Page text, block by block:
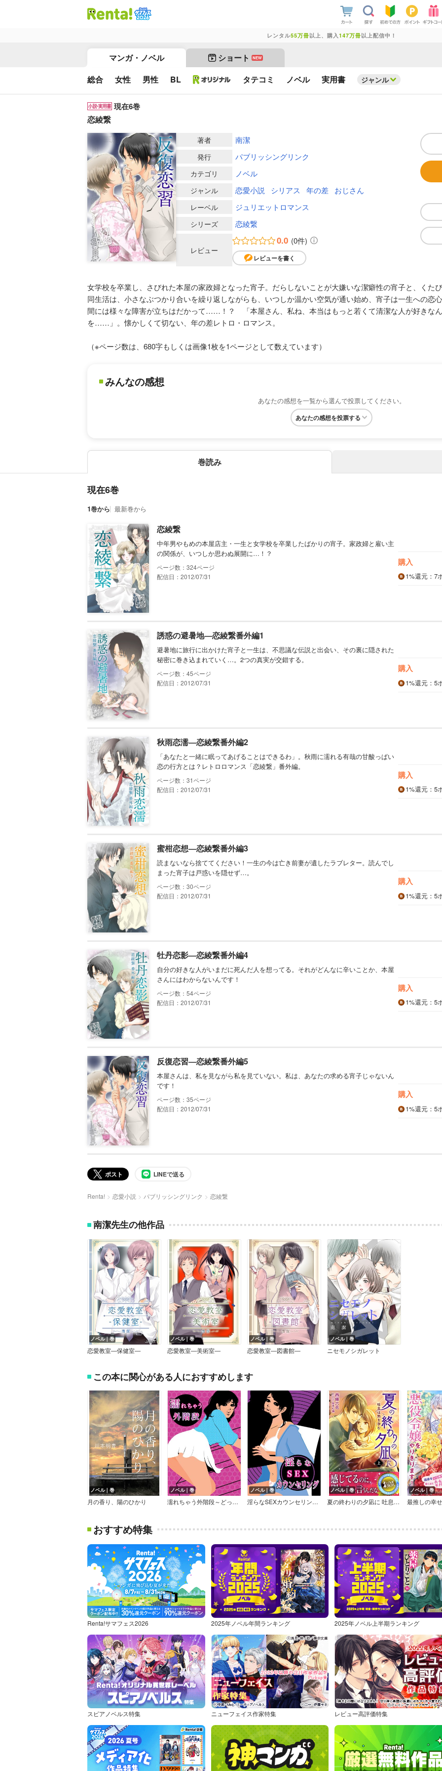
レンタル55万冊以上、購入 147万冊以上配信中！
マンガ・ノベル ショート NEW
総合 女性 男性 BL タテコミ ノベル 実用書 ジャンル
現在6巻
恋綾繋
著者 南潔
発行 パブリッシングリンク
カテゴリ ノベル
ジャンル 恋愛小説 シリアス 年の差 おじさん
レーベル ジュリエットロマンス
シリーズ 恋綾繋
レビュー
0.0 (0件)
レビューを書く
女学校を卒業し、さびれた本屋の家政婦となった宵子。だらしないことが大嫌いな潔癖性の宵子と、くた
同生活は、小さなぶつかり合いを繰り返しながらも、いつしか温かい空気が通い始め、宵子は一生への恋
間には様々な障害が立ちはだかって……！？ 「本屋さん、私ね、本当はもっと若くて清潔な人が好きな
を……」。懐かしくて切ない、年の差レトロ・ロマンス。
（※ページ数は、680字もしくは画像1枚を1ページとして数えています）
みんなの感想
あなたの感想を一覧から選んで投票してください。
あなたの感想を投票する
巻読み
現在6巻
1巻から 最新巻から
恋綾繋
中年男やもめの本屋店主・一生と女学校を卒業したばかりの宵子。家政婦と雇い主
の関係が、いつしか思わぬ展開に…！？
324
配信日：2012/07/31
購入
1%還元 ：7
誘惑の避暑地―恋綾繋番外編1
避暑地に旅行に出かけた宵子と一生は、不思議な伝説と出会い、その裏に隠された
秘密に巻き込まれていく…。2つの真実が交錯する。
45
配信日：2012/07/31
購入
1%還元 ：5
秋雨恋濡―恋綾繋番外編2
「あなたと一緒に眠ってあげることはできるわ」。秋雨に濡れる有哉の甘酸っぱい
恋の行方とは？レトロロマンス「恋綾繋」番外編。
31
配信日：2012/07/31
購入
1%還元 ：5
蜜柑恋想―恋綾繋番外編3
読まないなら捨ててください！一生の今は亡き前妻が遺したラブレター。読んでし
まった宵子は戸惑いを隠せず…。
30
配信日：2012/07/31
購入
1%還元 ：5
牡丹恋影―恋綾繋番外編4
自分の好きな人がいまだに死んだ人を想ってる。それがどんなに辛いことか、本屋
さんにはわからないんです！
54
配信日：2012/07/31
購入
1%還元 ：5
反復恋習―恋綾繋番外編5
本屋さんは、私を見ながら私を見ていない。私は、あなたの求める宵子じゃないん
です！
35
配信日：2012/07/31
購入
1%還元 ：5
ポスト LINEで送る
Renta! 恋愛小説 パブリッシングリンク 恋綾繋
南潔先生の他作品
ノベル｜巻
恋愛教室―保健室―
ノベル｜巻
恋愛教室―美術室―
ノベル｜巻
恋愛教室―図書館―
ノベル｜巻
ニセモノシガレット
この本に関心がある人におすすめします
ノベル｜巻
月の香り、陽のひかり
ノベル｜巻
濡れちゃう外階段～どっちがイイの？イケメン二人に責められて～
ノベル｜巻
淫らなSEXカウンセリング～先生の前で大胆録画プレイ～
ノベル｜巻
夏の終わりの夕凪に 吐息は熱を孕む
ノベル｜巻
おすすめ特集
Renta!サマフェス2026 2025年ノベル年間ランキング 2025年ノベル上半期ランキング
スピアノベルス特集 ニューフェイス作家特集 レビュー高評価特集